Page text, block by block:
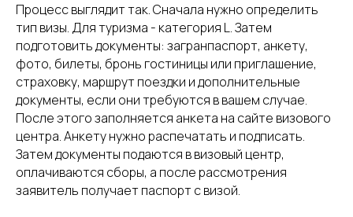
Процесс выглядит так. Сначала нужно определить
тип визы. Для туризма - категория L. Затем
подготовить документы: загранпаспорт, анкету,
фото, билеты, бронь гостиницы или приглашение,
страховку, маршрут поездки и дополнительные
документы, если они требуются в вашем случае.
После этого заполняется анкета на сайте визового
центра. Анкету нужно распечатать и подписать.
Затем документы подаются в визовый центр,
оплачиваются сборы, а после рассмотрения
заявитель получает паспорт с визой.